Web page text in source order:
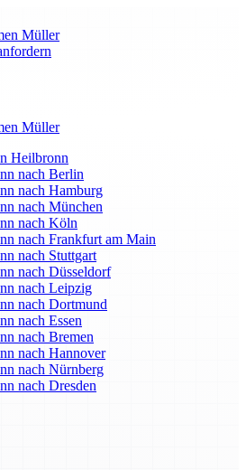
Müller
Müller
Heilbronn
nach Berlin
nach Hamburg
nach München
nach Köln
nach Frankfurt am Main
nach Stuttgart
nach Düsseldorf
nach Leipzig
nach Dortmund
nach Essen
nach Bremen
nach Hannover
nach Nürnberg
nach Dresden